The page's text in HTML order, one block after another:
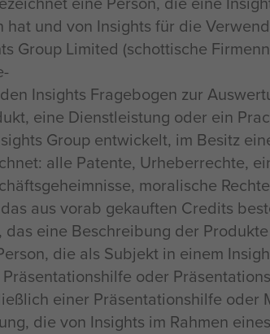
und von Insights für die
Group Limited (schottische
Insights Fragebogen zur
eine Dienstleistung oder ein
Group entwickelt, im Besitz
alle Patente,
moralische
aus vorab gekauften Credits
das eine Beschreibung der
die als Subjekt in einem
oder
einer Präsentationshilfe
die von Insights im Rahmen